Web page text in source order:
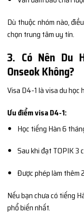
Dù thuộc nhóm nào,
chọn trung tâm uy tín.
3. Có Nên Du
Onseok Không?
Visa D4-1 là visa du học
Ưu điểm visa D4-1:
Học tiếng Hàn 6
Sau khi đạt TOPIK 3
Được phép làm thêm
Nếu bạn chưa có tiếng
phổ biến nhất.